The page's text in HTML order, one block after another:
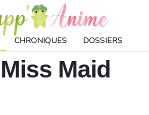
CHRONIQUES DOSSIERS
Maid